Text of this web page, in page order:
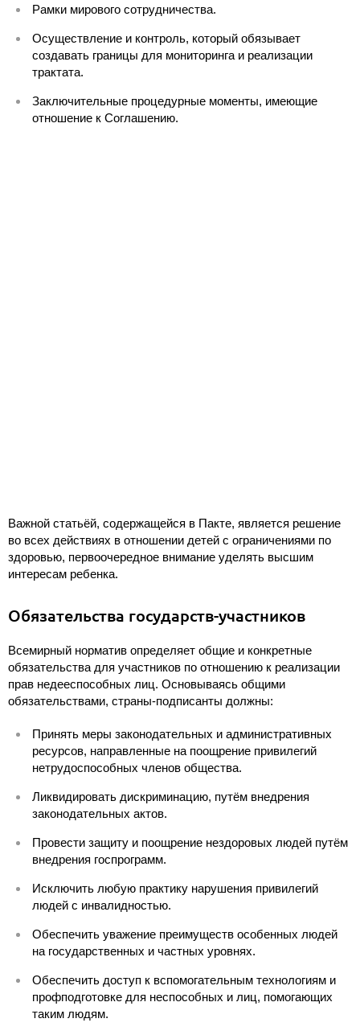
Рамки мирового сотрудничества.
Осуществление и контроль, который обязывает
создавать границы для мониторинга и реализации
трактата.
Заключительные процедурные моменты, имеющие
отношение к Соглашению.
Важной статьёй, содержащейся в Пакте, является решение
во всех действиях в отношении детей с ограничениями по
здоровью, первоочередное внимание уделять высшим
интересам ребенка.
Обязательства государств-участников
Всемирный норматив определяет общие и конкретные
обязательства для участников по отношению к реализации
прав недееспособных лиц. Основываясь общими
обязательствами, страны-подписанты должны:
Принять меры законодательных и административных
ресурсов, направленные на поощрение привилегий
нетрудоспособных членов общества.
Ликвидировать дискриминацию, путём внедрения
законодательных актов.
Провести защиту и поощрение нездоровых людей путём
внедрения госпрограмм.
Исключить любую практику нарушения привилегий
людей с инвалидностью.
Обеспечить уважение преимуществ особенных людей
на государственных и частных уровнях.
Обеспечить доступ к вспомогательным технологиям и
профподготовке для неспособных и лиц, помогающих
таким людям.